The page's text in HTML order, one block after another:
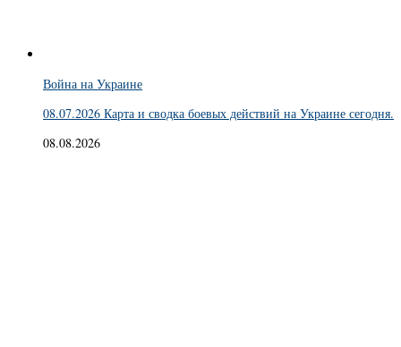
Война на Украине
08.07.2026 Карта и сводка боевых действий на Украине сегодня.
08.08.2026